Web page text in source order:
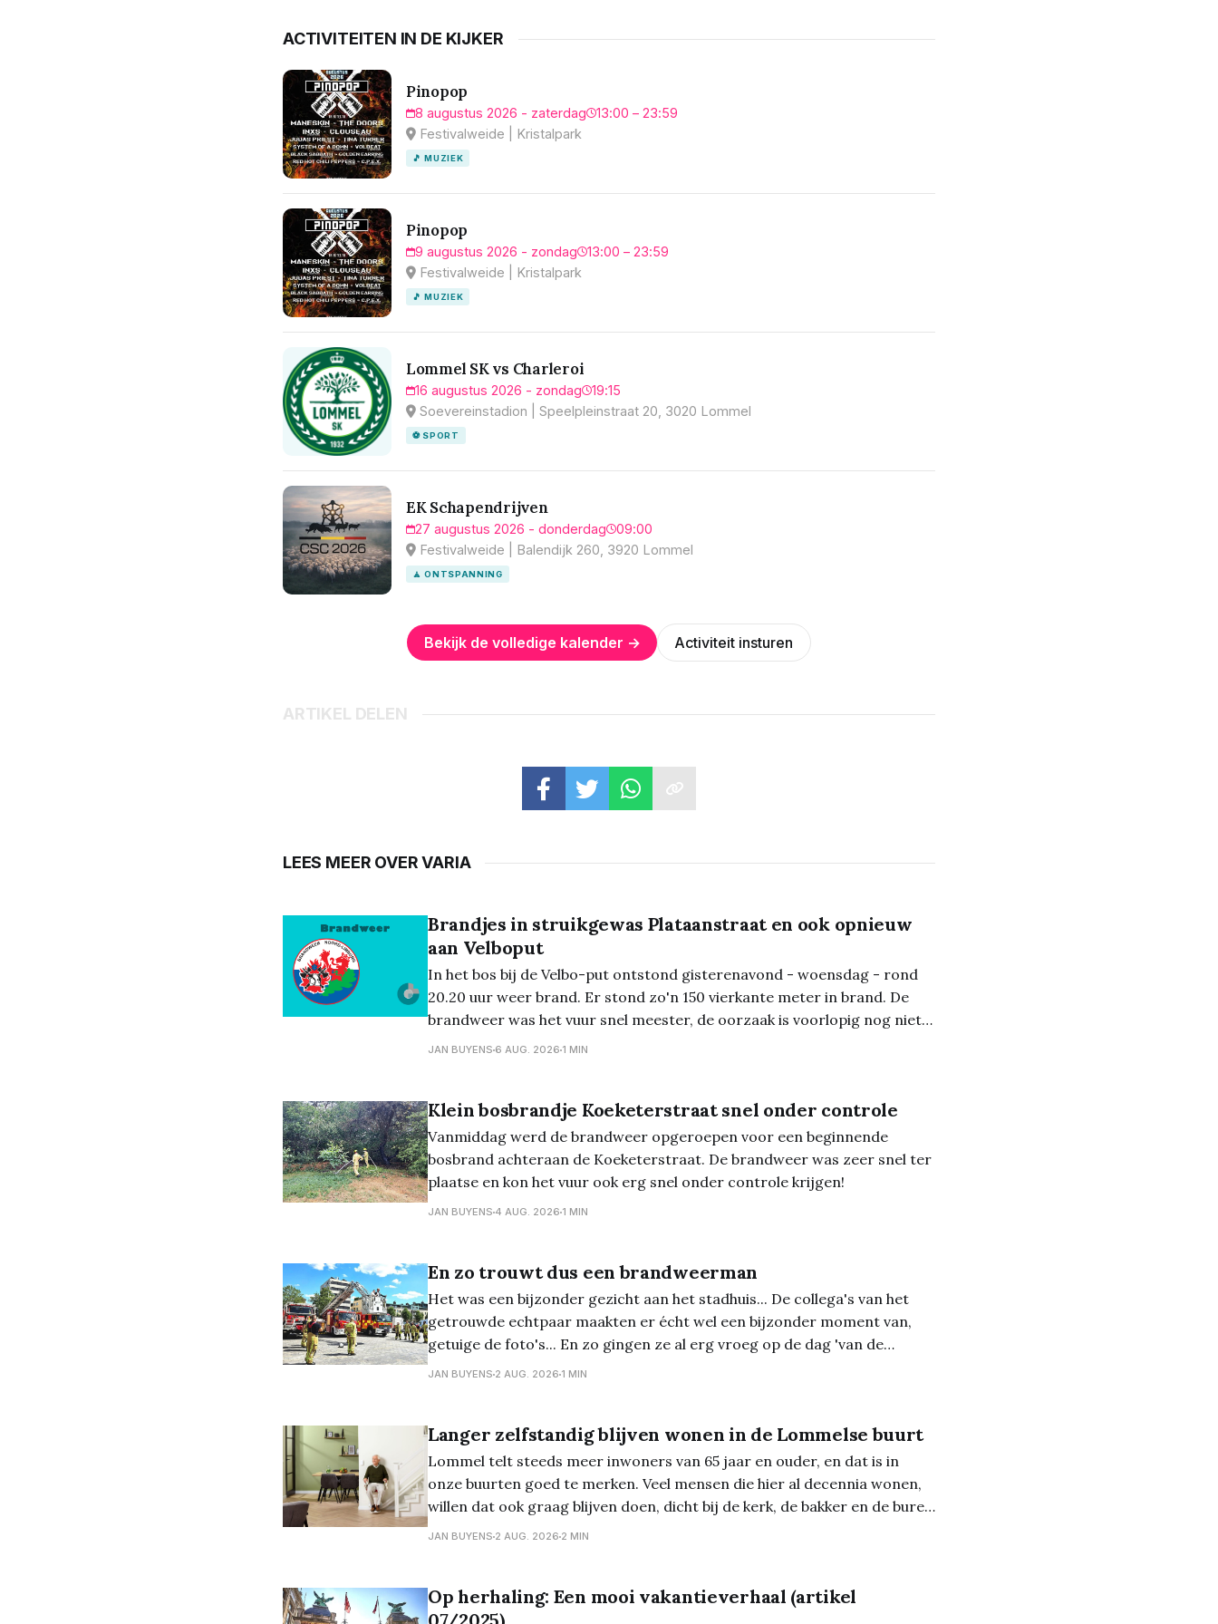
ACTIVITEITEN IN DE KIJKER
Pinopop
8 augustus 2026 - zaterdag
13:00 – 23:59
Festivalweide | Kristalpark
🎵 MUZIEK
Pinopop
9 augustus 2026 - zondag
13:00 – 23:59
Festivalweide | Kristalpark
🎵 MUZIEK
Lommel SK vs Charleroi
16 augustus 2026 - zondag
19:15
Soevereinstadion | Speelpleinstraat 20, 3020 Lommel
⚽ SPORT
EK Schapendrijven
27 augustus 2026 - donderdag
09:00
Festivalweide | Balendijk 260, 3920 Lommel
🧘 ONTSPANNING
Bekijk de volledige kalender → Activiteit insturen
ARTIKEL DELEN
LEES MEER OVER VARIA
Brandjes in struikgewas Plataanstraat en ook opnieuw
aan Velboput
In het bos bij de Velbo-put ontstond gisterenavond - woensdag - rond
20.20 uur weer brand. Er stond zo'n 150 vierkante meter in brand. De
brandweer was het vuur snel meester, de oorzaak is voorlopig nog niet
bekend... En de dag ervoor, dinsdagavond, ontstond er een natuurbrand
JAN BUYENS 6 AUG. 2026 1 MIN
Klein bosbrandje Koeketerstraat snel onder controle
Vanmiddag werd de brandweer opgeroepen voor een beginnende
bosbrand achteraan de Koeketerstraat. De brandweer was zeer snel ter
plaatse en kon het vuur ook erg snel onder controle krijgen!
JAN BUYENS 4 AUG. 2026 1 MIN
En zo trouwt dus een brandweerman
Het was een bijzonder gezicht aan het stadhuis... De collega's van het
getrouwde echtpaar maakten er écht wel een bijzonder moment van,
getuige de foto's... En zo gingen ze al erg vroeg op de dag 'van de
grond'...
JAN BUYENS 2 AUG. 2026 1 MIN
Langer zelfstandig blijven wonen in de Lommelse buurt
Lommel telt steeds meer inwoners van 65 jaar en ouder, en dat is in
onze buurten goed te merken. Veel mensen die hier al decennia wonen,
willen dat ook graag blijven doen, dicht bij de kerk, de bakker en de buren
die ze al jaren kennen. Toch verandert er met
JAN BUYENS 2 AUG. 2026 2 MIN
Op herhaling: Een mooi vakantieverhaal (artikel